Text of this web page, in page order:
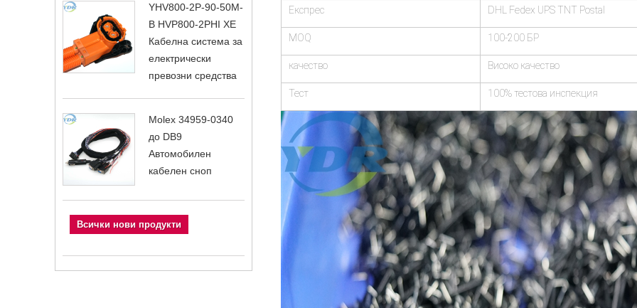
YHV800-2P-90-50M-
B HVP800-2PHI XE
Кабелна система за
електрически
превозни средства
Molex 34959-0340
до DB9
Автомобилен
кабелен сноп
Всички нови продукти
Експрес DHL Fedex UPS TNT Postal
MOQ 100-200 БР
качество Високо качество
Тест 100% тестова инспекция